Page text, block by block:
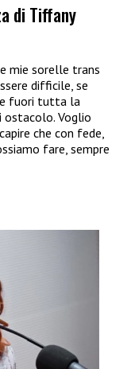
di Tiffany
mie sorelle trans
difficile, se
fuori tutta la
ostacolo. Voglio
che con fede,
fare, sempre